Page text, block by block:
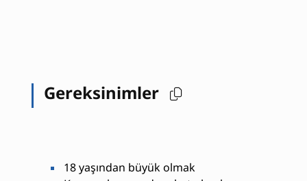
Gereksinimler
18 yaşından büyük olmak